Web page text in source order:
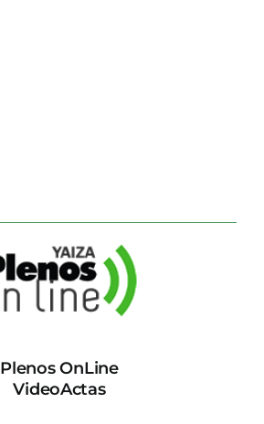
Plenos OnLine
VideoActas